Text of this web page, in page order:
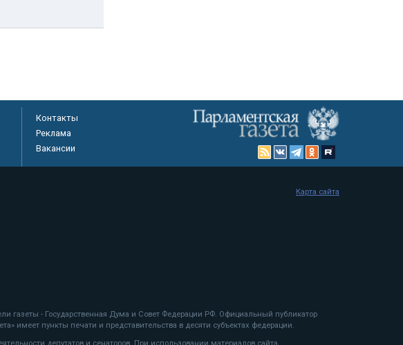
Контакты
Реклама
Вакансии
газеты - Государственная Дума и Совет Федерации РФ. Официальный публикатор
имеет пункты печати и представительства в десяти субъектах федерации.
Карта сайта